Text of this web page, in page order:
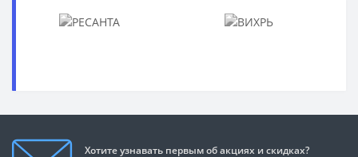
Хотите узнавать первым об акциях и скидках?